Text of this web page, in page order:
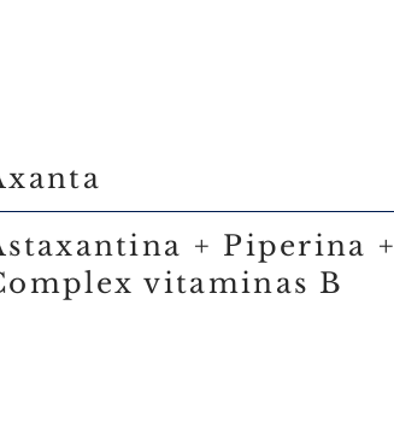
+ Piperina +
vitaminas B